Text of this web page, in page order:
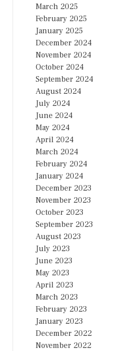
March 2025
February 2025
January 2025
December 2024
November 2024
October 2024
September 2024
August 2024
July 2024
June 2024
May 2024
April 2024
March 2024
February 2024
January 2024
December 2023
November 2023
October 2023
September 2023
August 2023
July 2023
June 2023
May 2023
April 2023
March 2023
February 2023
January 2023
December 2022
November 2022